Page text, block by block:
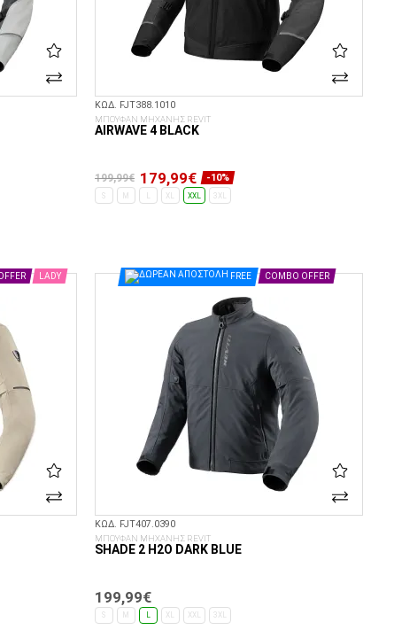
ΚΩΔ. FJT388.1010
ΜΠΟΥΦΑΝ ΜΗΧΑΝΗΣ REVIT
AIRWAVE 4 BLACK
199,99€ 179,99€ -10%
S XL XXL 3XL
LADY FREE COMBO OFFER
ΚΩΔ. FJT407.0390
ΜΠΟΥΦΑΝ ΜΗΧΑΝΗΣ REVIT
SHADE 2 H2O DARK BLUE
199,99€
S L XL XXL 3XL